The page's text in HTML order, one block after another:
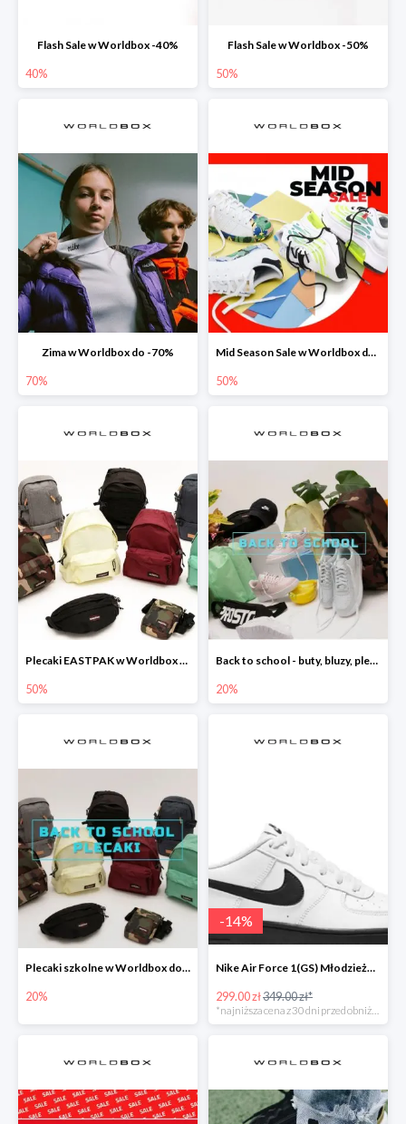
Flash Sale w Worldbox -40%
40%
Flash Sale w Worldbox -50%
50%
Zima w Worldbox do -70%
70%
Mid Season Sale w Worldbox do -50%
50%
Plecaki EASTPAK w Worldbox -50%
50%
Back to school - buty, bluzy, plecaki i inne
20%
Plecaki szkolne w Worldbox do -20%
20%
-14%
Nike Air Force 1(GS) Młodzieżowe Białe
299.00 zł349.00 zł*
*najniższa cena z 30 dni przed obniżką